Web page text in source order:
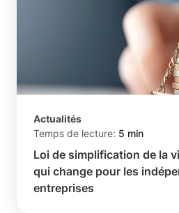
Actualités
Temps de lecture: 5 min
Loi de simplification de la
qui change pour les
entreprises